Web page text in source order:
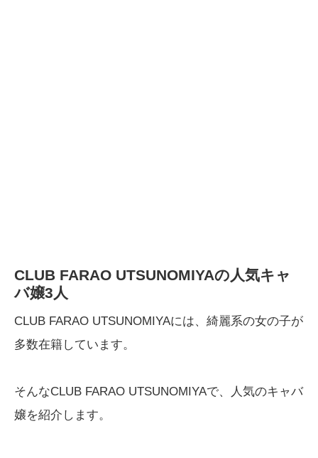
CLUB FARAO UTSUNOMIYAの人気キャ
バ嬢3人
CLUB FARAO UTSUNOMIYAには、綺麗系の女の子が
多数在籍しています。
そんなCLUB FARAO UTSUNOMIYAで、人気のキャバ
嬢を紹介します。